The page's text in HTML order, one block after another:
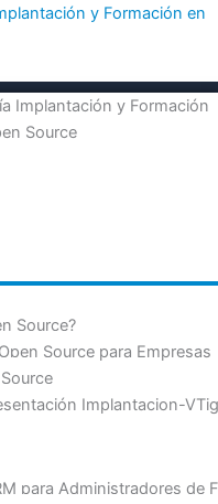
y Formación en
Source?
Source para Empresas
Implantacion-
para Administradores de